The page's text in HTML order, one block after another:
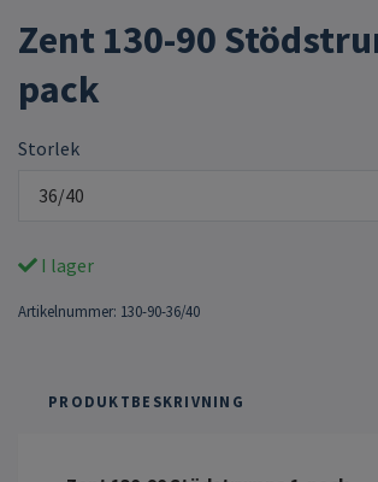
Zent 130-90
pack
Storlek
36/40
I lager
Artikelnummer: 130-90-36/40
PRODUKTBESKRIVNING